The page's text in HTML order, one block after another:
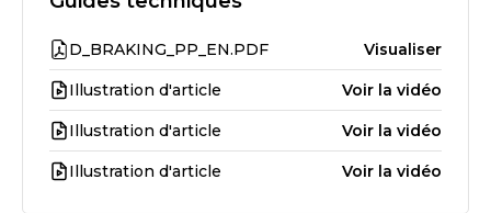
D_BRAKING_PP_EN.PDF Visualiser
Illustration d'article Voir la vidéo
Illustration d'article Voir la vidéo
Illustration d'article Voir la vidéo